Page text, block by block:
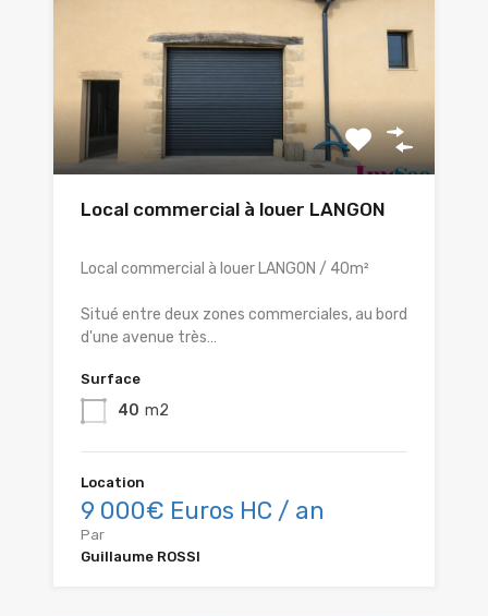
Local commercial à louer LANGON
Local commercial à louer LANGON / 40m²
Situé entre deux zones commerciales, au bord
d'une avenue très…
Surface
40 m2
Location
9 000€ Euros HC / an
Par
Guillaume ROSSI